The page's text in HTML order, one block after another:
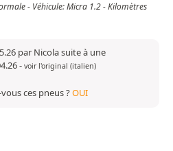
- Véhicule: Micra 1.2 - Kilomètres
par Nicola suite à une
- voir l'original (italien)
ces pneus ?OUI